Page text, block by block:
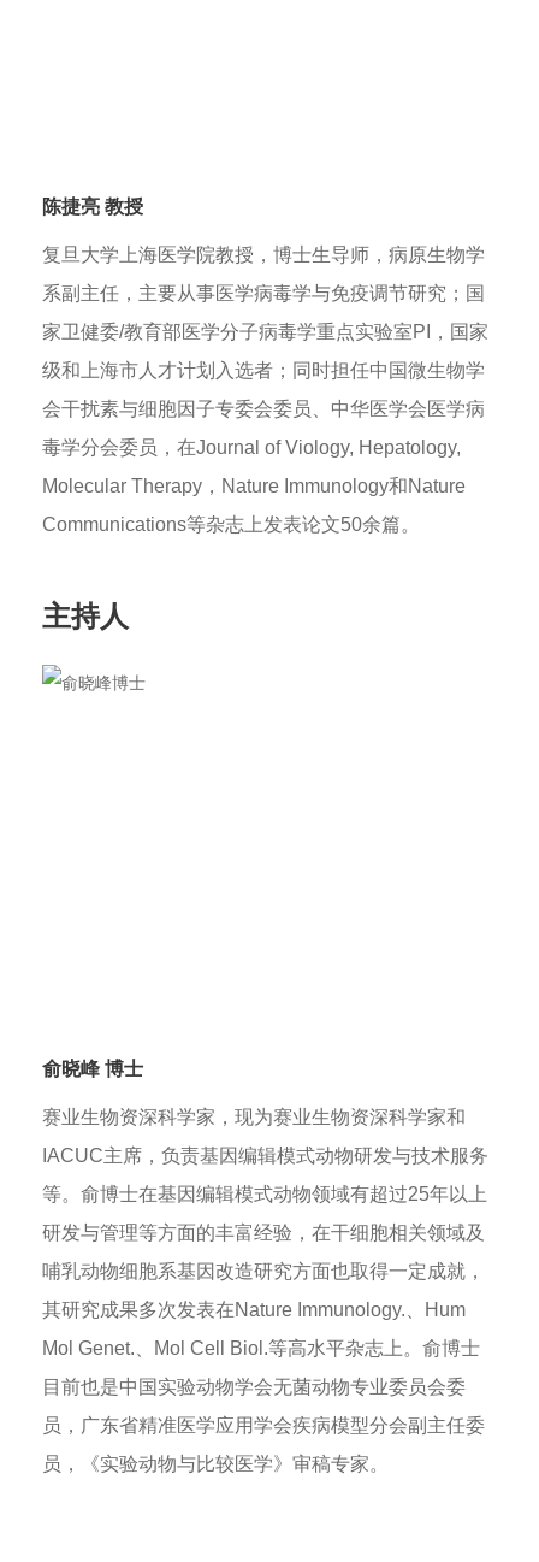
陈捷亮 教授
复旦大学上海医学院教授，博士生导师，病原生物学
系副主任，主要从事医学病毒学与免疫调节研究；国
家卫健委/教育部医学分子病毒学重点实验室PI，国家
级和上海市人才计划入选者；同时担任中国微生物学
会干扰素与细胞因子专委会委员、中华医学会医学病
毒学分会委员，在Journal of Viology, Hepatology,
Molecular Therapy，Nature Immunology和Nature
Communications等杂志上发表论文50余篇。
主持人
俞晓峰 博士
赛业生物资深科学家，现为赛业生物资深科学家和
IACUC主席，负责基因编辑模式动物研发与技术服务
等。俞博士在基因编辑模式动物领域有超过25年以上
研发与管理等方面的丰富经验，在干细胞相关领域及
哺乳动物细胞系基因改造研究方面也取得一定成就，
其研究成果多次发表在Nature Immunology.、Hum
Mol Genet.、Mol Cell Biol.等高水平杂志上。俞博士
目前也是中国实验动物学会无菌动物专业委员会委
员，广东省精准医学应用学会疾病模型分会副主任委
员，《实验动物与比较医学》审稿专家。